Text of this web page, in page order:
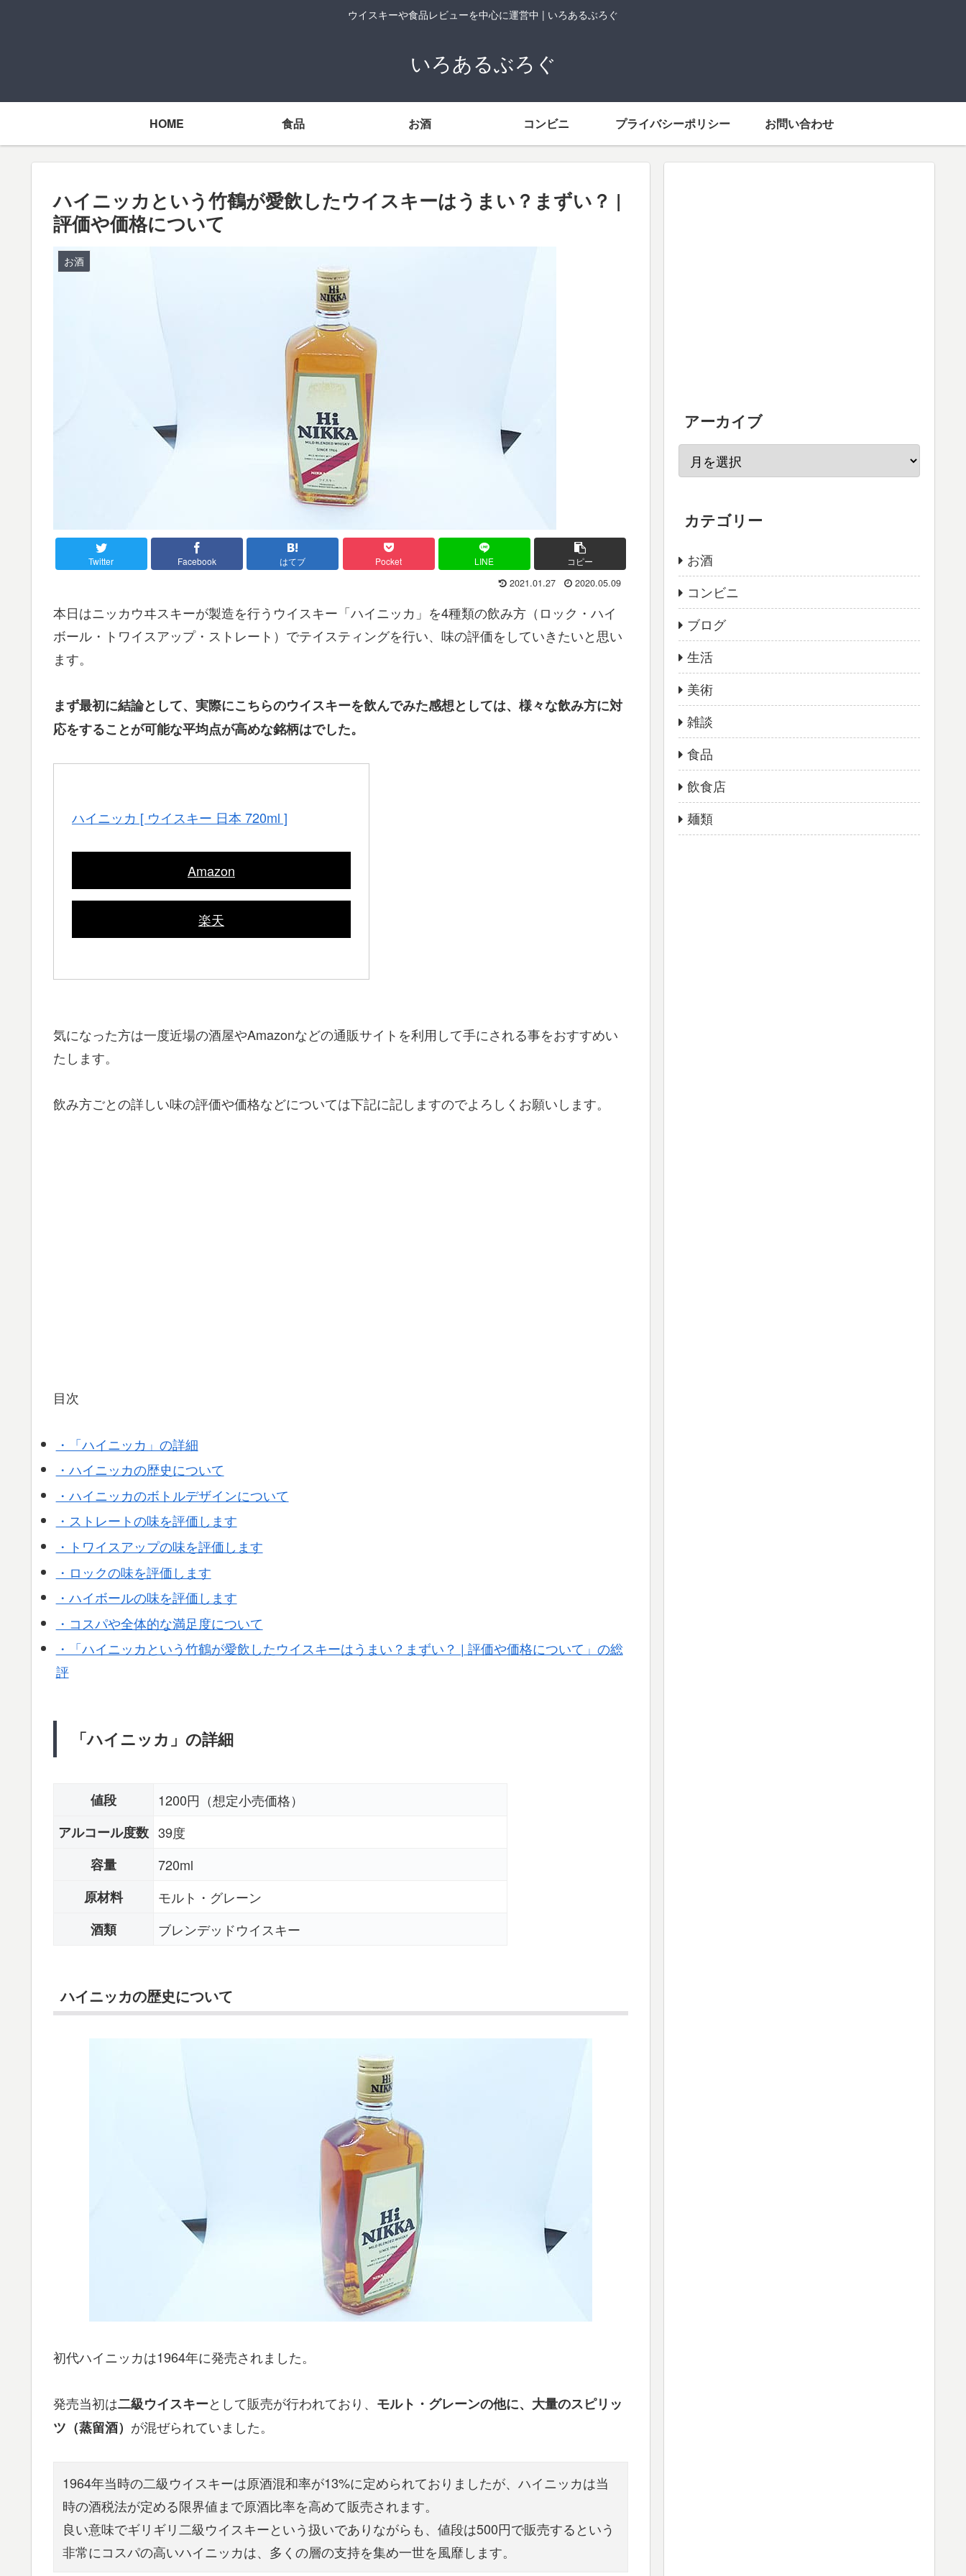
ウイスキーや食品レビューを中心に運営中 | いろあるぶろぐ
いろあるぶろぐ
HOME 食品 お酒 コンビニ プライバシーポリシー お問い合わせ
ハイニッカという竹鶴が愛飲したウイスキーはうまい？まずい？ |
評価や価格について
お酒
Twitter Facebook はてブ Pocket LINE コピー
2021.01.27 2020.05.09
本日はニッカウヰスキーが製造を行うウイスキー「ハイニッカ」を4種類の飲み方（ロック・ハイ
ボール・トワイスアップ・ストレート）でテイスティングを行い、味の評価をしていきたいと思い
ます。
まず最初に結論として、実際にこちらのウイスキーを飲んでみた感想としては、様々な飲み方に対
応をすることが可能な平均点が高めな銘柄はでした。
ハイニッカ [ ウイスキー 日本 720ml ]
Amazon
楽天
気になった方は一度近場の酒屋やAmazonなどの通販サイトを利用して手にされる事をおすすめい
たします。
飲み方ごとの詳しい味の評価や価格などについては下記に記しますのでよろしくお願いします。
目次
・「ハイニッカ」の詳細
・ハイニッカの歴史について
・ハイニッカのボトルデザインについて
・ストレートの味を評価します
・トワイスアップの味を評価します
・ロックの味を評価します
・ハイボールの味を評価します
・コスパや全体的な満足度について
・「ハイニッカという竹鶴が愛飲したウイスキーはうまい？まずい？ | 評価や価格について」の総
評
「ハイニッカ」の詳細
値段
1200円（想定小売価格）
アルコール度数 39度
容量
720ml
原材料
モルト・グレーン
酒類
ブレンデッドウイスキー
ハイニッカの歴史について
初代ハイニッカは1964年に発売されました。
発売当初は二級ウイスキーとして販売が行われており、 モルト・グレーンの他に、大量のスピリッ
ツ（蒸留酒） が混ぜられていました。
1964年当時の二級ウイスキーは原酒混和率が13%に定められておりましたが、ハイニッカは当
時の酒税法が定める限界値まで原酒比率を高めて販売されます。
良い意味でギリギリ二級ウイスキーという扱いでありながらも、値段は500円で販売するという
非常にコスパの高いハイニッカは、多くの層の支持を集め一世を風靡します。
アーカイブ
カテゴリー
お酒
コンビニ
ブログ
生活
美術
雑談
食品
飲食店
麺類